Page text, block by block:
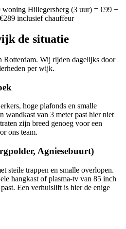
woning Hillegersberg (3 uur) = €99 +
inclusief chauffeur
de situatie
Rotterdam. Wij rijden dagelijks door
per wijk.
hoge plafonds en smalle
wandkast van 3 meter past hier niet
zijn breed genoeg voor een
ons team.
Agniesebuurt)
steile trappen en smalle overlopen.
hangkast of plasma-tv van 85 inch
Een verhuislift is hier de enige